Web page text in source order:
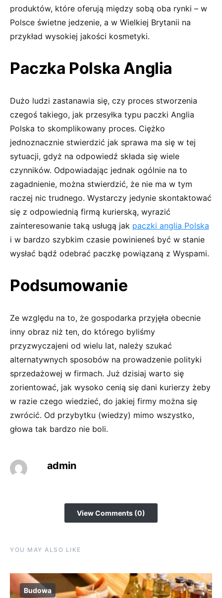
produktów, które oferują między sobą oba rynki – w
Polsce świetne jedzenie, a w Wielkiej Brytanii na
przykład wysokiej jakości kosmetyki.
Paczka Polska Anglia
Dużo ludzi zastanawia się, czy proces stworzenia
czegoś takiego, jak przesyłka typu paczki Anglia
Polska to skomplikowany proces. Ciężko
jednoznacznie stwierdzić jak sprawa ma się w tej
sytuacji, gdyż na odpowiedź składa się wiele
czynników. Odpowiadając jednak ogólnie na to
zagadnienie, można stwierdzić, że nie ma w tym
raczej nic trudnego. Wystarczy jedynie skontaktować
się z odpowiednią firmą kurierską, wyrazić
zainteresowanie taką usługą jak paczki anglia Polska
i w bardzo szybkim czasie powinieneś być w stanie
wysłać bądź odebrać paczkę powiązaną z Wyspami.
Podsumowanie
Ze względu na to, że gospodarka przyjęła obecnie
inny obraz niż ten, do którego byliśmy
przyzwyczajeni od wielu lat, należy szukać
alternatywnych sposobów na prowadzenie polityki
sprzedażowej w firmach. Już dzisiaj warto się
zorientować, jak wysoko cenią się dani kurierzy żeby
w razie czego wiedzieć, do jakiej firmy można się
zwrócić. Od przybytku (wiedzy) mimo wszystko,
głowa tak bardzo nie boli.
admin
View Comments (0)
YOU MAY ALSO LIKE
Budowa